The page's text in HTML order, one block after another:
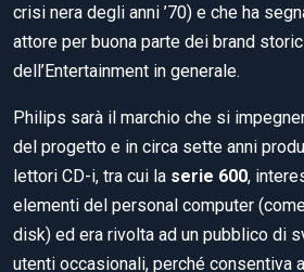
crisi nera degli anni ’70) e che ha
attore per buona parte dei brand
dell’Entertainment in generale.
Philips sarà il marchio che si
del progetto e in circa sette anni
lettori CD-i, tra cui la serie 600,
elementi del personal computer
disk) ed era rivolta ad un pubblico di
utenti occasionali, perché consentiva